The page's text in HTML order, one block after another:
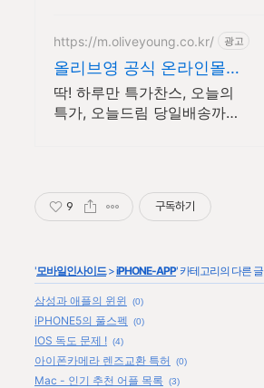
상품 매일 10만 개 이상의 신
규 상품 업로드
https://m.oliveyoung.co.kr/ 광고
올리브영 공식 온라인몰
20시 이전 주문은 오늘드
림
딱! 하루만 특가찬스, 오늘의
특가, 오늘드림 당일배송까지
9 구독하기
'모바일인사이드>iPHONE-APP' 카테고리의 다른 글
삼성과 애플의 윈윈 (0)
iPHONE5의 풀스펙 (0)
IOS 독도 문제 ! (4)
아이폰카메라 렌즈교환 특허 (0)
Mac - 인기 추천 어플 목록 (3)